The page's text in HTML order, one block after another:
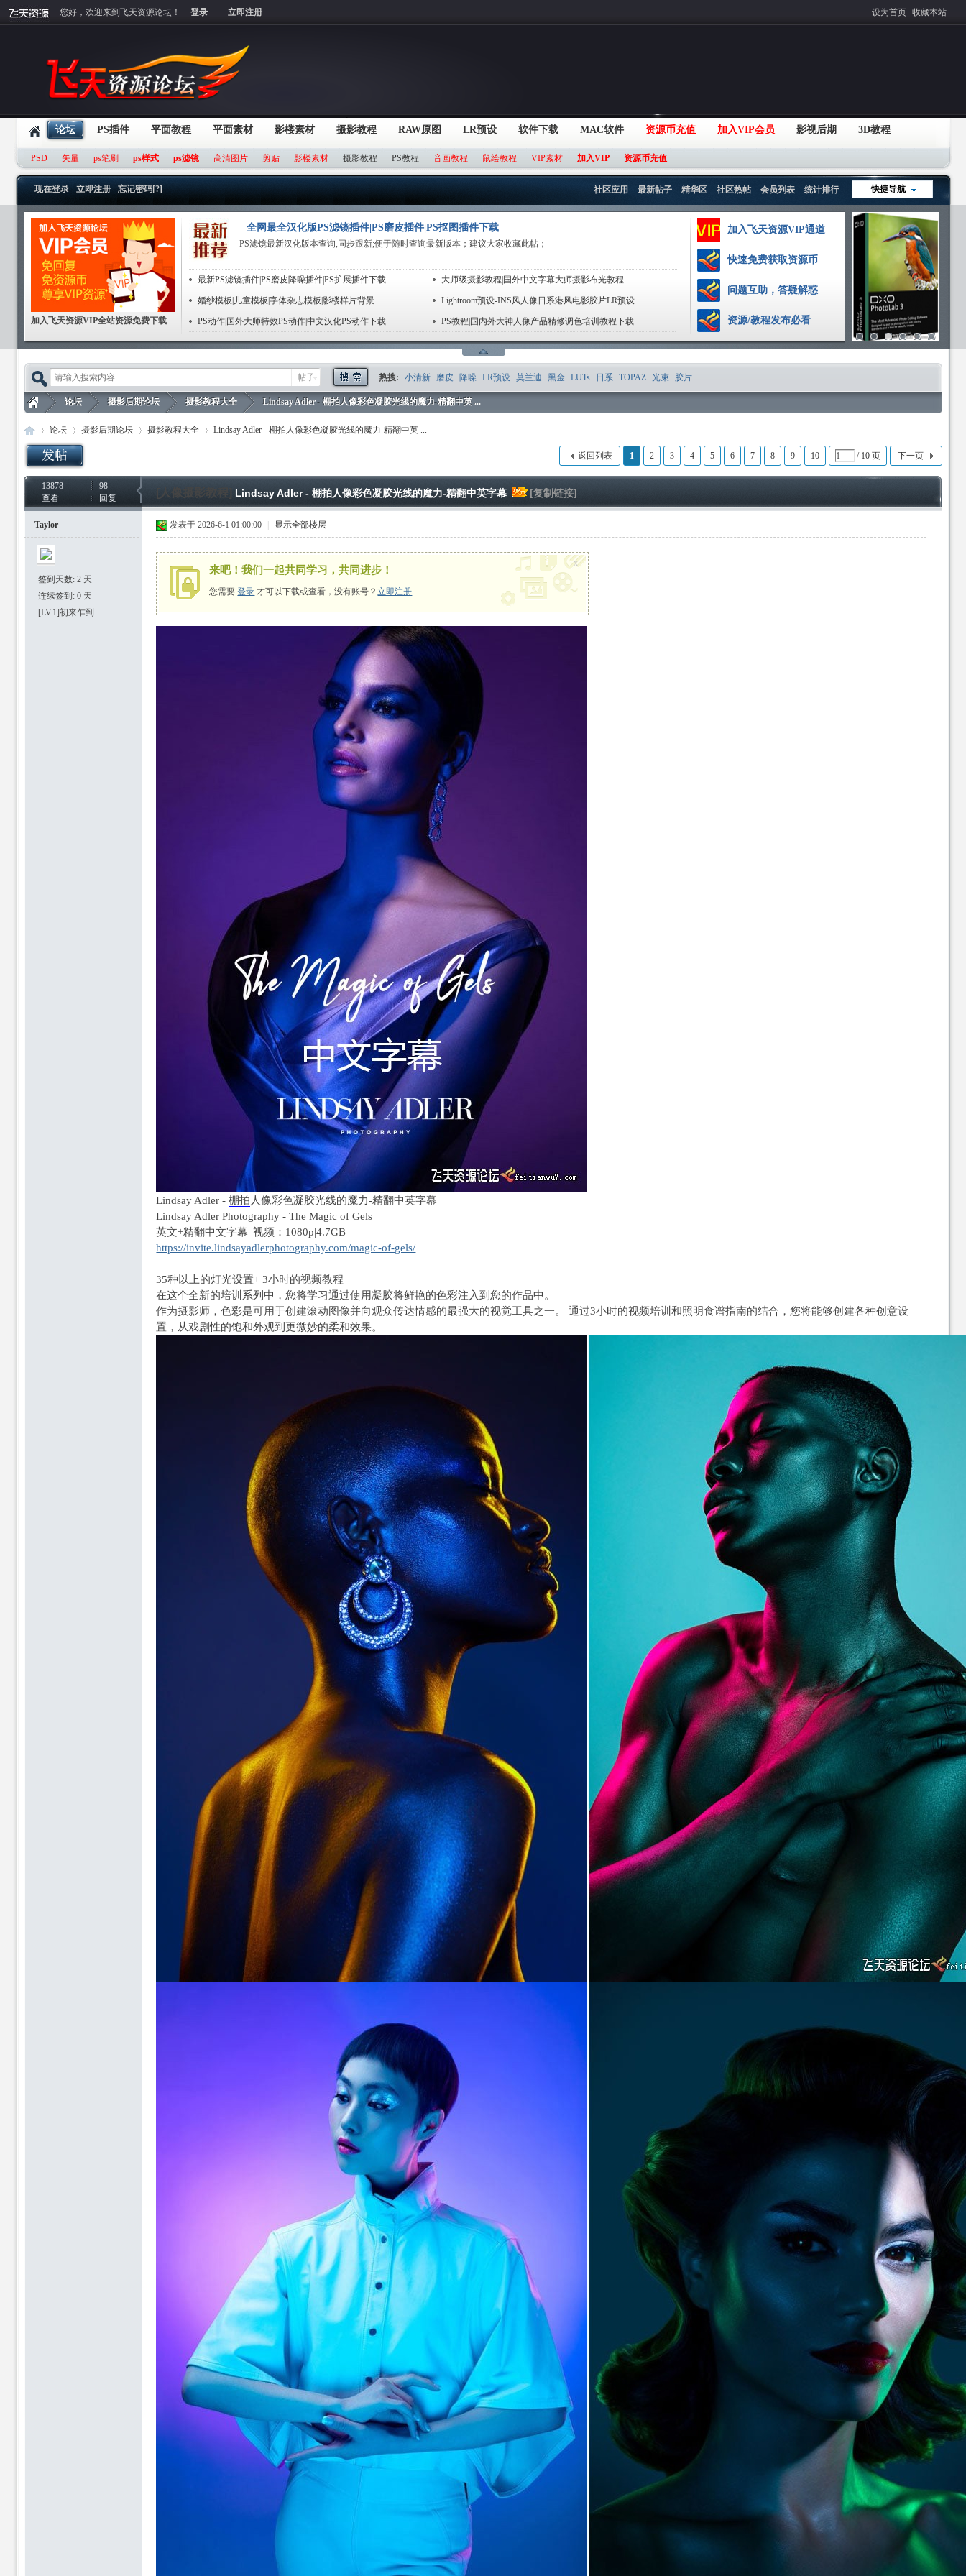
您好，欢迎来到飞天资源论坛！ 登录 立即注册 设为首页 收藏本站
论坛 PS插件 平面教程 平面素材 影楼素材 摄影教程 RAW原图 LR预设 软件下载 MAC软件 资源币充值 加入VIP会员 影视后期 3D教程
PSD 矢量 ps笔刷 ps样式 ps滤镜 高清图片 剪贴 影楼素材 摄影教程 PS教程 音画教程 鼠绘教程 VIP素材 加入VIP 资源币充值
快捷导航
现在登录 立即注册 忘记密码[?] 社区应用 最新帖子 精华区 社区热帖 会员列表 统计排行
全网最全汉化版PS滤镜插件|PS磨皮插件|PS抠图插件下载
PS滤镜最新汉化版本查询,同步跟新;便于随时查询最新版本；建议大家收藏此帖；
加入飞天资源VIP全站资源免费下载
最新PS滤镜插件|PS磨皮降噪插件|PS扩展插件下载 大师级摄影教程|国外中文字幕大师摄影布光教程
婚纱模板|儿童模板|字体杂志模板|影楼样片背景 Lightroom预设-INS风人像日系港风电影胶片LR预设
PS动作|国外大师特效PS动作|中文汉化PS动作下载 PS教程|国内外大神人像产品精修调色培训教程下载
加入飞天资源VIP通道
快速免费获取资源币
问题互助，答疑解惑
资源/教程发布必看
1 2 3 4 5 6
帖子 热搜: 小清新 磨皮 降噪 LR预设 莫兰迪 黑金 LUTs 日系 TOPAZ 光束 胶片
飞 »
论坛 摄影后期论坛 摄影教程大全 Lindsay Adler - 棚拍人像彩色凝胶光线的魔力-精翻中英 ...
论坛 摄影后期论坛 摄影教程大全 Lindsay Adler - 棚拍人像彩色凝胶光线的魔力-精翻中英 ...
1 2 3 4 5 6 7 8 9 10 / 10 页 下一页
返回列表
13878
查看
98
回复
[人像摄影教程] Lindsay Adler - 棚拍人像彩色凝胶光线的魔力-精翻中英字幕 [复制链接]
Taylor
签到天数: 2 天
连续签到: 0 天
[LV.1]初来乍到
发表于 2026-6-1 01:00:00 显示全部楼层
来吧！我们一起共同学习，共同进步！
您需要登录 才可以下载或查看，没有账号？立即注册
x
Lindsay Adler -棚拍 人像彩色凝胶光线的魔力-精翻中英字幕
Lindsay Adler Photography - The Magic of Gels
英文+精翻中文字幕| 视频：1080p|4.7GB
https://invite.lindsayadlerphotography.com/magic-of-gels/
35种以上的灯光设置+ 3小时的视频教程
在这个全新的培训系列中，您将学习通过使用凝胶将鲜艳的色彩注入到您的作品中。
作为摄影师，色彩是可用于创建滚动图像并向观众传达情感的最强大的视觉工具之一。 通过3小时的视频培训和照明食谱指南的结合，您将能够创建各种创意设
置，从戏剧性的饱和外观到更微妙的柔和效果。